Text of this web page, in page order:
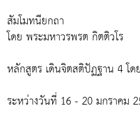
สัมโมทนียกถา
โดย พระมหาวรพรต กิตติวโร
หลักสูตร เดินจิตสติปัฏฐาน 4 โ
ระหว่างวันที่ 16 - 20 มกราคม